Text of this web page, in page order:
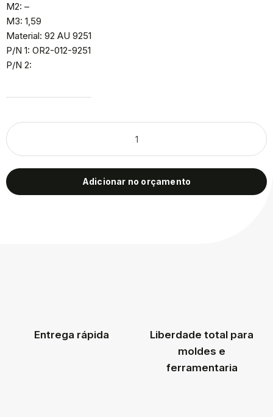
M2: –
M3: 1,59
Material: 92 AU 9251
P/N 1: OR2-012-9251
P/N 2:
Adicionar no orçamento
Entrega rápida
Liberdade total para
moldes e
ferramentaria